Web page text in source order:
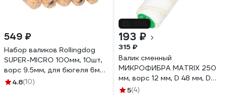
549 ₽
Набор валиков Rollingdog
SUPER-MICRO 100мм, 10шт,
ворс 9.5мм, для бюгеля 6мм,
микрофибра, 00278
4.8(10)
193 ₽
315 ₽
Валик сменный
МИКРОФИБРА MATRIX 250
мм, ворс 12 мм, D 48 мм, D
ручки 8 мм 80776
5(4)